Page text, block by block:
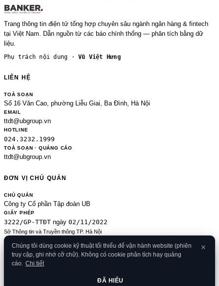
Trang thông tin điện tử tổng hợp chuyên sâu ngành ngân hàng & fintech
tại Việt Nam. Dẫn nguồn từ các báo chính thống — phân tích bằng dữ
liệu.
Phụ trách nội dung ·Vũ Việt Hưng
LIÊN HỆ
TOÀ SOẠN
Số 16 Văn Cao, phường Liễu Giai, Ba Đình, Hà Nội
EMAIL
ttdt@ubgroup.vn
HOTLINE
024.3232.1999
TOÀ SOẠN · QUẢNG CÁO
ttdt@ubgroup.vn
ĐƠN VỊ CHỦ QUẢN
CHỦ QUẢN
Công ty Cổ phần Tập đoàn UB
GIẤY PHÉP
3222/GP-TTĐT ngày 02/11/2022
Sở Thông tin và Truyền thông TP. Hà Nội
Sửa đổi của 2489/GP-TTĐT ngày 24/8/2020
ĐKKD
0106080414 09/01/2013
© 2026 Banker.vn
Cookies·Liên hệ
Chúng tôi dùng cookie kỹ thuật tối thiểu để vận hành website (phiên
truy cập, ghi nhớ cỡ chữ). Không có cookie phân tích hay quảng
cáo. Chi tiết
ĐÃ HIỂU